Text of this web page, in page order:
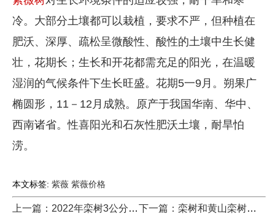
冷。大部分土壤都可以栽植，要求不严，但种植在
肥沃、深厚、疏松呈微酸性、酸性的土壤中生长健
壮，花期长；生长和开花都需充足的阳光，在温暖
湿润的气候条件下生长旺盛。花期5一9月。朔果广
椭圆形，11－12月成熟。原产于我国华南、华中、
西南诸省。性喜阳光和石灰性肥沃土壤，耐旱怕
涝。
本文标签: 紫薇 紫薇价格
上一篇：2022年栾树3公分到18公分最新报价的价格 下一篇：栾树和黄山栾树有什么区别